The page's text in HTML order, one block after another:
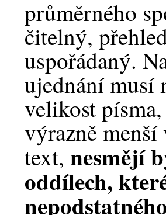
průměrného
čitelný,
uspořádaný.
ujednání musí
velikost
výrazně
text,nesmějí
oddílech,